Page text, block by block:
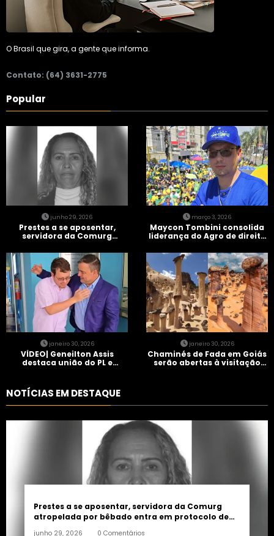
O Brasil que gira, a gente que informa.
Contato: (64) 3631-2775
Popular
junho 29, 2026
Prestes a se aposentar,
servidora da Comurg
entra em protocolo de
morte encefálica
março 3, 2026
Maycon Tombini consolida
liderança do Agro de direita
Brasil” em Goiânia
janeiro 30, 2026
VÍDEO| Geneilton Assis
destaca união do PL e
janeiro 30, 2026
Chaminés de Fada em Goiás
serão abertas à visitação
NOTÍCIAS EM DESTAQUE
Prestes a se aposentar, servidora da Comurg
atropelada por bêbado entra em protocolo de
junho 29, 2026 0 Comentários